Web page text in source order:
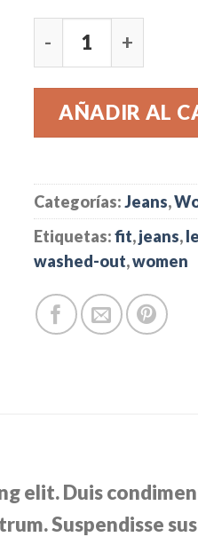
Lucy Slim Jeans
AÑADIR AL
Categorías:Jeans,
Etiquetas:fit,jeans,
washed-out,women
elit. Duis
Suspendisse